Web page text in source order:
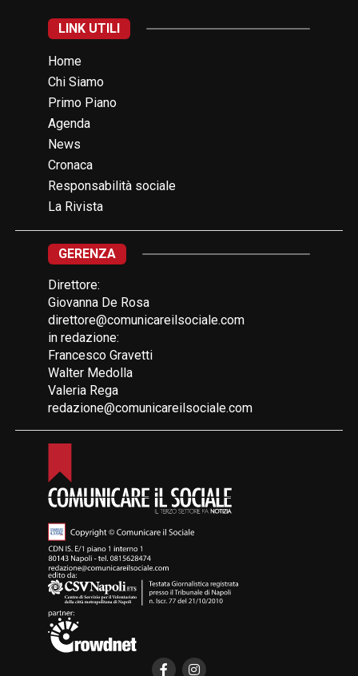
LINK UTILI
Home
Chi Siamo
Primo Piano
Agenda
News
Cronaca
Responsabilità sociale
La Rivista
GERENZA
Direttore:
Giovanna De Rosa
direttore@comunicareilsociale.com
in redazione:
Francesco Gravetti
Walter Medolla
Valeria Rega
redazione@comunicareilsociale.com